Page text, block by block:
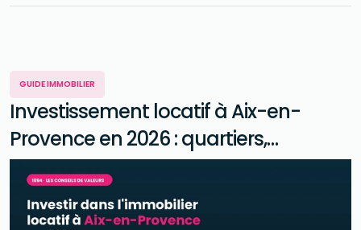
GUIDE IMMOBILIER
Investissement locatif à Aix-en-
Provence en 2026 : quartiers,
rendement et stratégie